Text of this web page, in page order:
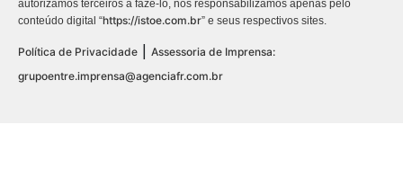
autorizamos terceiros a fazê-lo, nos responsabilizamos apenas pelo
conteúdo digital “https://istoe.com.br” e seus respectivos sites.
Política de Privacidade
Assessoria de Imprensa:
grupoentre.imprensa@agenciafr.com.br